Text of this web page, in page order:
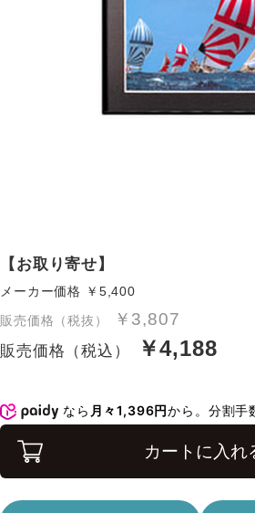
【お取り寄せ】
メーカー価格 ￥5,400
販売価格（税抜）
￥3,807
販売価格（税込） ￥4,188
なら 月々1,396円から。分割
カートに入れ